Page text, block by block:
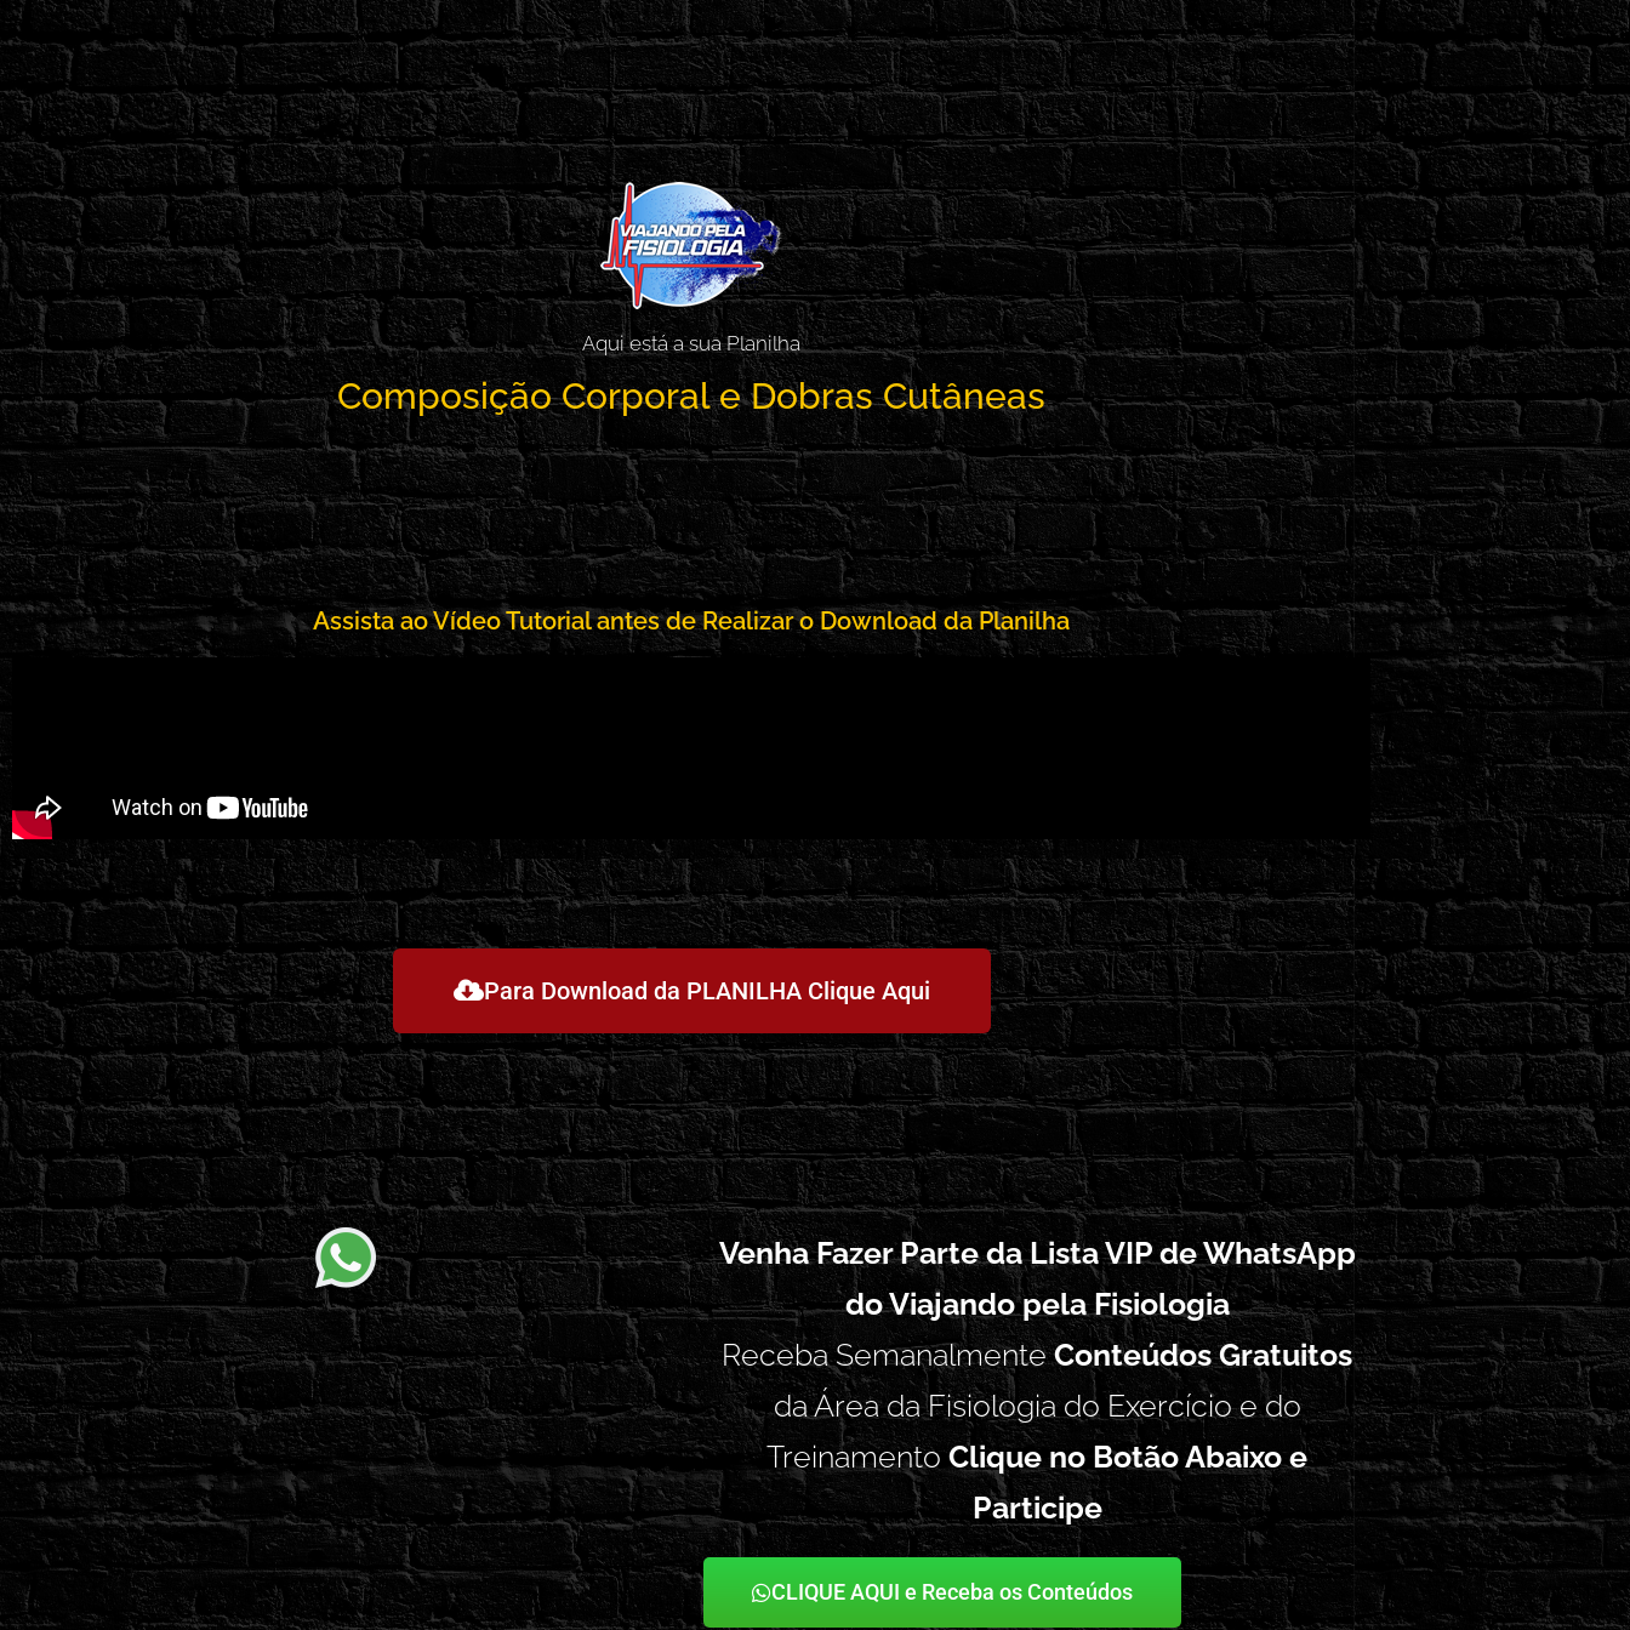
Aqui está a sua Planilha
Composição Corporal e Dobras Cutâneas
Assista ao Vídeo Tutorial antes de Realizar o Download da Planilha
Para Download da PLANILHA Clique Aqui
Venha Fazer Parte da Lista VIP de WhatsApp
do Viajando pela Fisiologia
Receba SemanalmenteConteúdos Gratuitos
da Área da Fisiologia do Exercício e do
Treinamento Clique no Botão Abaixo e
Participe
CLIQUE AQUI e Receba os Conteúdos